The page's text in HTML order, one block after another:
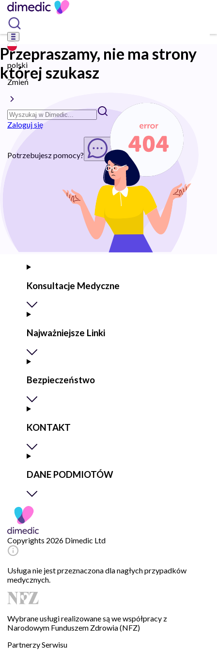
polski
Zmień
Zaloguj się
Potrzebujesz pomocy? Rozpocznij chat
Przepraszamy, nie ma strony
której szukasz
Konsultacje Medyczne
Najważniejsze Linki
Bezpieczeństwo
KONTAKT
DANE PODMIOTÓW
Copyrights 2026 Dimedic Ltd
Usługa nie jest przeznaczona dla nagłych przypadków
medycznych.
Wybrane usługi realizowane są we współpracy z
Narodowym Funduszem Zdrowia (NFZ)
Partnerzy Serwisu